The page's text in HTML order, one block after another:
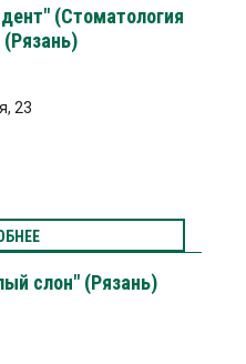
(Стоматология
(Рязань)
23
слон" (Рязань)